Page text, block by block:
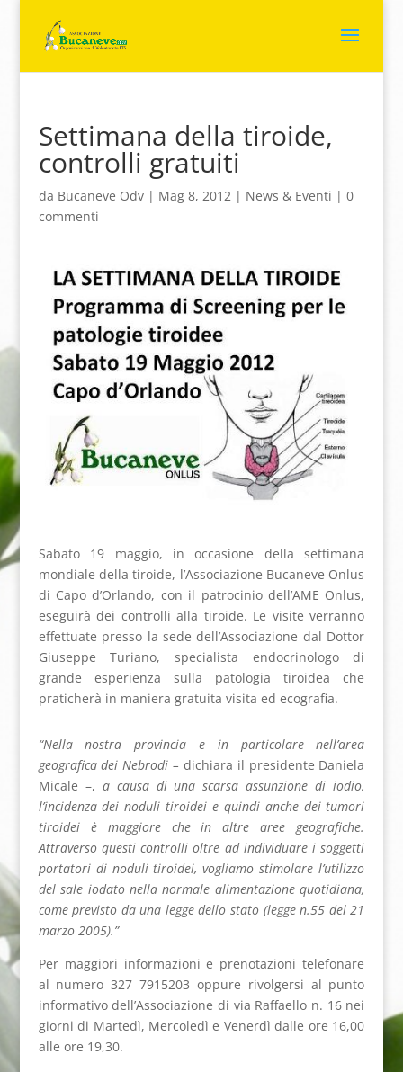
Settimana della tiroide,
controlli gratuiti
da Bucaneve Odv| Mag 8, 2012| News & Eventi | 0
commenti
Sabato 19 maggio, in occasione della settimana
mondiale della tiroide, l’Associazione Bucaneve Onlus
di Capo d’Orlando, con il patrocinio dell’AME Onlus,
eseguirà dei controlli alla tiroide. Le visite verranno
effettuate presso la sede dell’Associazione dal Dottor
Giuseppe Turiano, specialista endocrinologo di
grande esperienza sulla patologia tiroidea che
praticherà in maniera gratuita visita ed ecografia.
“Nella nostra provincia e in particolare nell’area
geografica dei Nebrodi – dichiara il presidente Daniela
Micale –, a causa di una scarsa assunzione di iodio,
l’incidenza dei noduli tiroidei e quindi anche dei tumori
tiroidei è maggiore che in altre aree geografiche.
Attraverso questi controlli oltre ad individuare i soggetti
portatori di noduli tiroidei, vogliamo stimolare l’utilizzo
del sale iodato nella normale alimentazione quotidiana,
come previsto da una legge dello stato (legge n.55 del 21
marzo 2005).”
Per maggiori informazioni e prenotazioni telefonare
al numero 327 7915203 oppure rivolgersi al punto
informativo dell’Associazione di via Raffaello n. 16 nei
giorni di Martedì, Mercoledì e Venerdì dalle ore 16,00
alle ore 19,30.